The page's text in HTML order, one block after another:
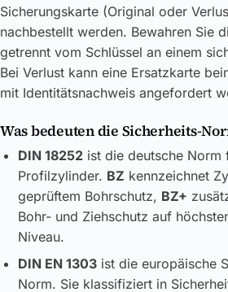
Sicherungskarte (Original oder
nachbestellt werden. Bewahren Sie
getrennt vom Schlüssel an einem
Bei Verlust kann eine Ersatzkarte
mit Identitätsnachweis angefordert
Was bedeuten die Sicherheits-
DIN 18252ist die deutsche Norm
Profilzylinder. BZ kennzeichnet
geprüftem Bohrschutz, BZ+
Bohr- und Ziehschutz auf
Niveau.
DIN EN 1303ist die europäische
Norm. Sie klassifiziert in